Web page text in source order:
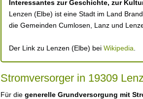
Interessantes zur Geschichte, zur
Lenzen (Elbe) ist eine Stadt im Land
die Gemeinden Cumlosen, Lanz und
Der Link zu Lenzen (Elbe) bei Wikipedia
Stromversorger in 19309
Für die generelle Grundversorgung mit